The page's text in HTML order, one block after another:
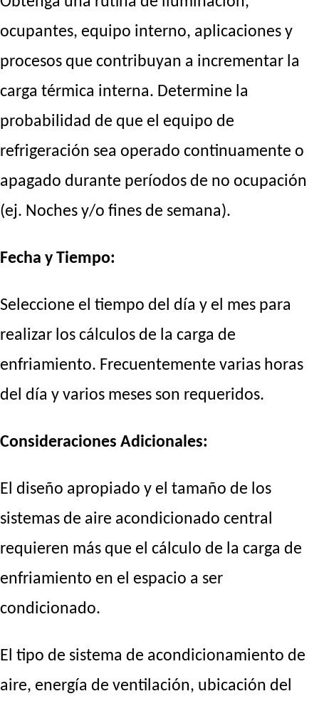
ocupantes, equipo interno, aplicaciones y
procesos que contribuyan a incrementar la
carga térmica interna. Determine la
probabilidad de que el equipo de
refrigeración sea operado continuamente o
apagado durante períodos de no ocupación
(ej. Noches y/o fines de semana).
Fecha y Tiempo:
Seleccione el tiempo del día y el mes para
realizar los cálculos de la carga de
enfriamiento. Frecuentemente varias horas
del día y varios meses son requeridos.
Consideraciones Adicionales:
El diseño apropiado y el tamaño de los
sistemas de aire acondicionado central
requieren más que el cálculo de la carga de
enfriamiento en el espacio a ser
condicionado.
El tipo de sistema de acondicionamiento de
aire, energía de ventilación, ubicación del